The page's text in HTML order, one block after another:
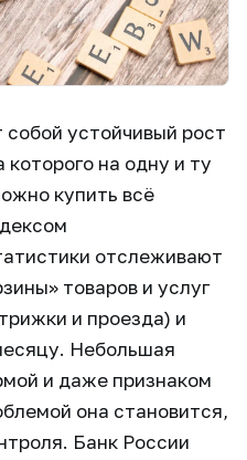
устойчивый рост
на одну и ту
купить всё
отслеживают
товаров и услуг
и проезда) и
Небольшая
и даже признаком
она становится,
Банк России